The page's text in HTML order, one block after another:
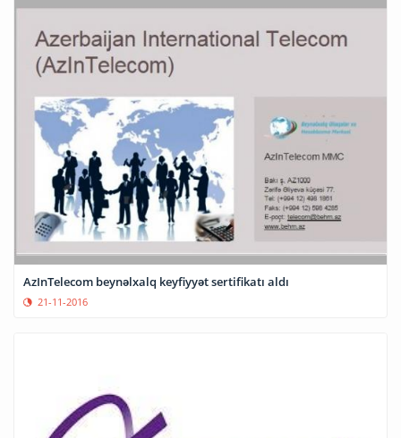
AzInTelecom beynəlxalq keyfiyyət sertifikatı aldı
21-11-2016